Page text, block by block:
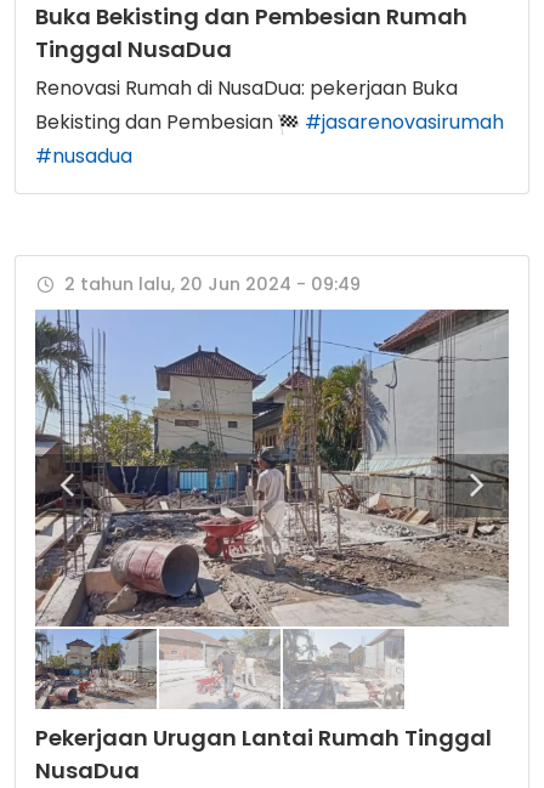
Buka Bekisting dan Pembesian Rumah
Tinggal NusaDua
Renovasi Rumah di NusaDua: pekerjaan Buka
Bekisting dan Pembesian
#jasarenovasirumah
#nusadua
2 tahun lalu, 20 Jun 2024 - 09:49
Pekerjaan Urugan Lantai Rumah Tinggal
NusaDua